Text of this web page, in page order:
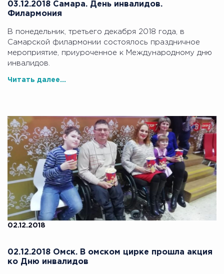
03.12.2018 Самара. День инвалидов.
Филармония
В понедельник, третьего декабря 2018 года, в
Самарской филармонии состоялось праздничное
мероприятие, приуроченное к Международному дню
инвалидов.
Читать далее...
02.12.2018
02.12.2018 Омск. В омском цирке прошла акция
ко Дню инвалидов